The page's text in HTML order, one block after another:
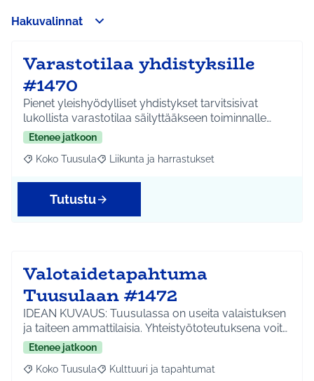
Hakuvalinnat
Varastotilaa yhdistyksille
#1470
Pienet yleishyödylliset yhdistykset tarvitsisivat
lukollista varastotilaa säilyttääkseen toiminnalle…
Etenee jatkoon
Rajaa tulokset aihepiirin mukaan: Koko Tuusula
Koko Tuusula Rajaa tulokset teeman mukaan: Liikunta ja
Liikunta ja harrastukset
Tutustu
Valotaidetapahtuma
Tuusulaan #1472
IDEAN KUVAUS: Tuusulassa on useita valaistuksen
ja taiteen ammattilaisia. Yhteistyötoteutuksena voit…
Etenee jatkoon
Rajaa tulokset aihepiirin mukaan: Koko Tuusula
Koko Tuusula Rajaa tulokset teeman mukaan: Kulttuuri ja
Kulttuuri ja tapahtumat